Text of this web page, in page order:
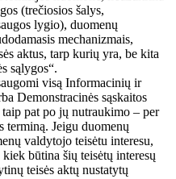
(trečiosios šalys,
lygio), duomenų
mechanizmais,
aktus, tarp kurių yra, be kita
sąlygos“.
visą Informacinių ir
Demonstracinės sąskaitos
pat po jų nutraukimo – per
terminą. Jeigu duomenų
valdytojo teisėtu interesu,
būtina šių teisėtų interesų
teisės aktų nustatytų